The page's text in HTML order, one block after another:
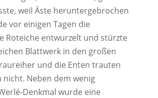
weil Äste heruntergebrochen
vor einigen Tagen die
Roteiche entwurzelt und stürzte
Blattwerk in den großen
und die Enten trauten
nicht. Neben dem wenig
Denkmal wurde eine